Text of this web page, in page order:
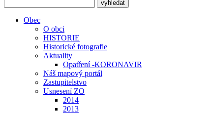
Obec
O obci
HISTORIE
Historické fotografie
Aktuality
Opatření -KORONAVIR
Náš mapový portál
Zastupitelstvo
Usnesení ZO
2014
2013